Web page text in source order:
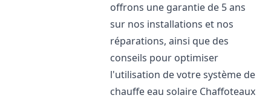
offrons une garantie de 5 ans
sur nos installations et nos
réparations, ainsi que des
conseils pour optimiser
l'utilisation de votre système de
chauffe eau solaire Chaffoteaux